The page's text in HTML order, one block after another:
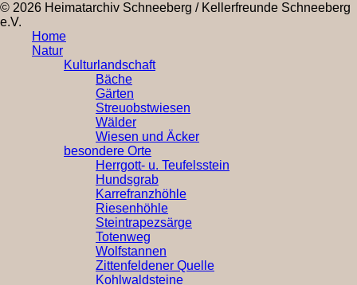
© 2026 Heimatarchiv Schneeberg / Kellerfreunde Schneeberg
e.V.
Home
Natur
Kulturlandschaft
Bäche
Gärten
Streuobstwiesen
Wälder
Wiesen und Äcker
besondere Orte
Herrgott- u. Teufelsstein
Hundsgrab
Karrefranzhöhle
Riesenhöhle
Steintrapezsärge
Totenweg
Wolfstannen
Zittenfeldener Quelle
Kohlwaldsteine